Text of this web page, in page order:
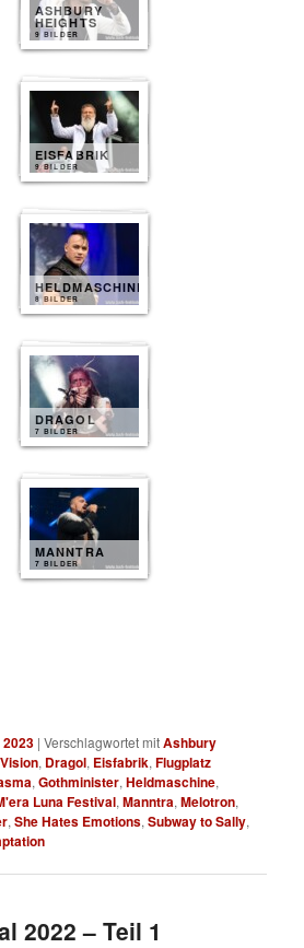
ASHBURY
HEIGHTS
9 BILDER
EISFABRIK
9 BILDER
HELDMASCHINE
8 BILDER
DRAGOL
7 BILDER
MANNTRA
7 BILDER
|Verschlagwortet mitAshbury
, Dragol, Eisfabrik,Flugplatz
,Gothminister,Heldmaschine,
Luna Festival,Manntra,Melotron,
,She Hates Emotions,Subway to Sally,
2022 – Teil 1